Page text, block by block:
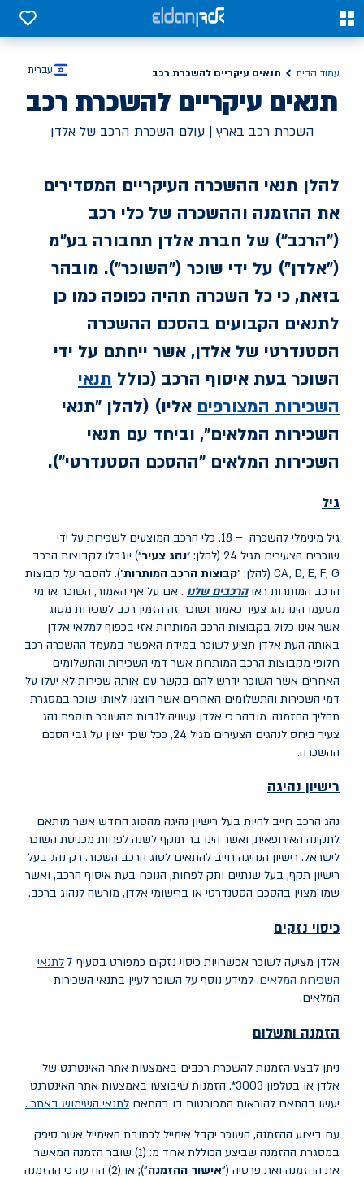
0
0
עמוד הבית תנאים עיקריים להשכרת רכב עברית
תנאים עיקריים להשכרת רכב
השכרת רכב בארץ | עולם השכרת הרכב של אלדן
להלן תנאי ההשכרה העיקריים המסדירים
את ההזמנה וההשכרה של כלי רכב
("הרכב") של חברת אלדן תחבורה בע"מ
("אלדן") על ידי שוכר ("השוכר"). מובהר
בזאת, כי כל השכרה תהיה כפופה כמו כן
לתנאים הקבועים בהסכם ההשכרה
הסטנדרטי של אלדן, אשר ייחתם על ידי
השוכר בעת איסוף הרכב (כולל תנאי
השכירות המצורפים אליו) (להלן ״תנאי
השכירות המלאים״, וביחד עם תנאי
השכירות המלאים "ההסכם הסטנדרטי").
גיל
גיל מינימלי להשכרה – 18. כלי הרכב המוצעים לשכירות על ידי
שוכרים הצעירים מגיל 24 (להלן: ״
נהג צעיר״) יוגבלו לקבוצות הרכב
CA, D, E, F, G (להלן: ״
קבוצות הרכב המותרות״). להסבר על קבוצות
הרכב המותרות ראוהרכבים שלנו . אם על אף האמור, השוכר או מי
מטעמו הינו נהג צעיר כאמור ושוכר זה הזמין רכב לשכירות מסוג
אשר אינו כלול בקבוצות הרכב המותרות אזי בכפוף למלאי אלדן
באותה העת אלדן תציע לשוכר במידת האפשר במעמד ההשכרה רכב
חלופי מקבוצות הרכב המותרות אשר דמי השכירות והתשלומים
האחרים אשר השוכר ידרש להם בקשר עם אותה שכירות לא יעלו על
דמי השכירות והתשלומים האחרים אשר הוצגו לאותו שוכר במסגרת
תהליך ההזמנה. מובהר כי אלדן עשויה לגבות מהשוכר תוספת נהג
צעיר ביחס לנהגים הצעירים מגיל 24, ככל שכך יצוין על גבי הסכם
ההשכרה.
רישיון נהיגה
נהג הרכב חייב להיות בעל רישיון נהיגה מהסוג החדש אשר מותאם
לתקינה האירופאית, ואשר הינו בר תוקף לשנה לפחות מכניסת השוכר
לישראל. רישיון הנהיגה חייב להתאים לסוג הרכב השכור. רק נהג בעל
רישיון תקף, בעל שנתיים ותק לפחות, הנוכח בעת איסוף הרכב, ואשר
שמו מצוין בהסכם הסטנדרטי או ברישומי אלדן, מורשה לנהוג ברכב.
כיסוי נזקים
אלדן מציעה לשוכר אפשרויות כיסוי נזקים כמפורט בסעיף 7
לתנאי
השכירות המלאים. למידע נוסף על השוכר לעיין בתנאי השכירות
המלאים.
הזמנה ותשלום
ניתן לבצע הזמנות להשכרת רכבים באמצעות אתר האינטרנט של
אלדן או בטלפון 3003*. הזמנות שיבוצעו באמצעות אתר האינטרנט
יעשו בהתאם להוראות המפורטות בו בהתאם לתנאי השימוש באתר .
עם ביצוע ההזמנה, השוכר יקבל אימייל לכתובת האימייל אשר סיפק
במסגרת ההזמנה שביצע הכוללת אחד מ: (1) שובר הזמנה המאשר
את ההזמנה ואת פרטיה ("אישור ההזמנה
"); או (2) הודעה כי ההזמנה